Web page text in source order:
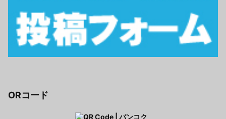
ORコード